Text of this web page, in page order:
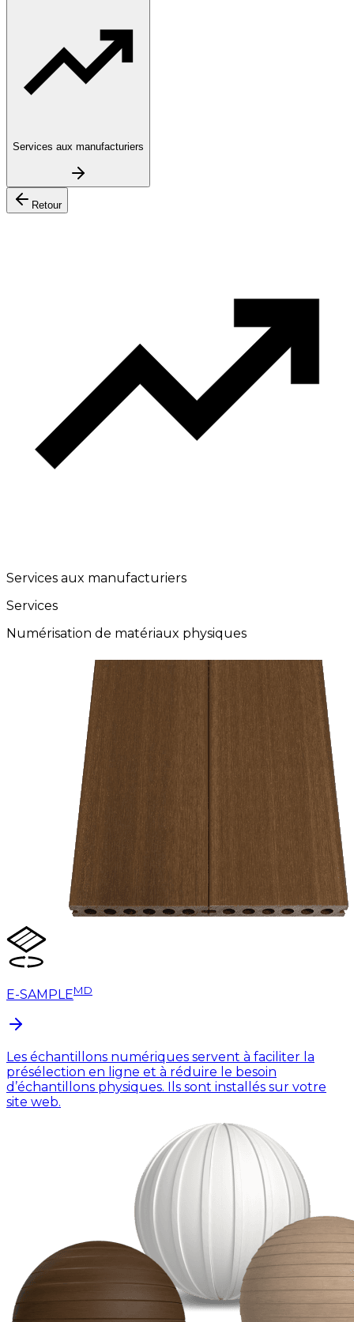
Services aux manufacturiers
Retour
Services aux manufacturiers
Services
Numérisation de matériaux physiques
E-SAMPLEMD
Les échantillons numériques servent à faciliter la
présélection en ligne et à réduire le besoin
d’échantillons physiques. Ils sont installés sur votre
site web.